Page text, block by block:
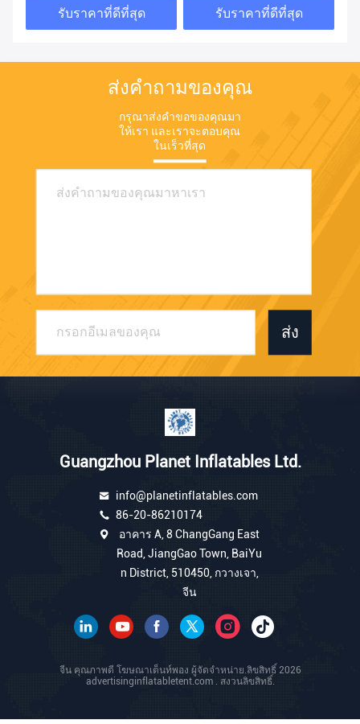
รับราคาที่ดีที่สุด รับราคาที่ดีที่สุด
ส่งคำถามของคุณ
กรุณาส่งคําขอของคุณมา
ให้เรา และเราจะตอบคุณ
ในเร็วที่สุด
ส่ง
Guangzhou Planet Inflatables Ltd.
info@planetinflatables.com
86-20-86210174
อาคาร A, 8 ChangGang East
Road, JiangGao Town, BaiYu
n District, 510450, กวางเจา,
จีน
จีน คุณภาพดี โฆษณาเต็นท์พอง ผู้จัดจําหน่าย.ลิขสิทธิ์ 2026
advertisinginflatabletent.com . สงวนลิขสิทธิ์.